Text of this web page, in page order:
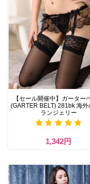
【セール開催中】ガーター
(GARTER BELT) 281bk 海外
ランジェリー
1,342円